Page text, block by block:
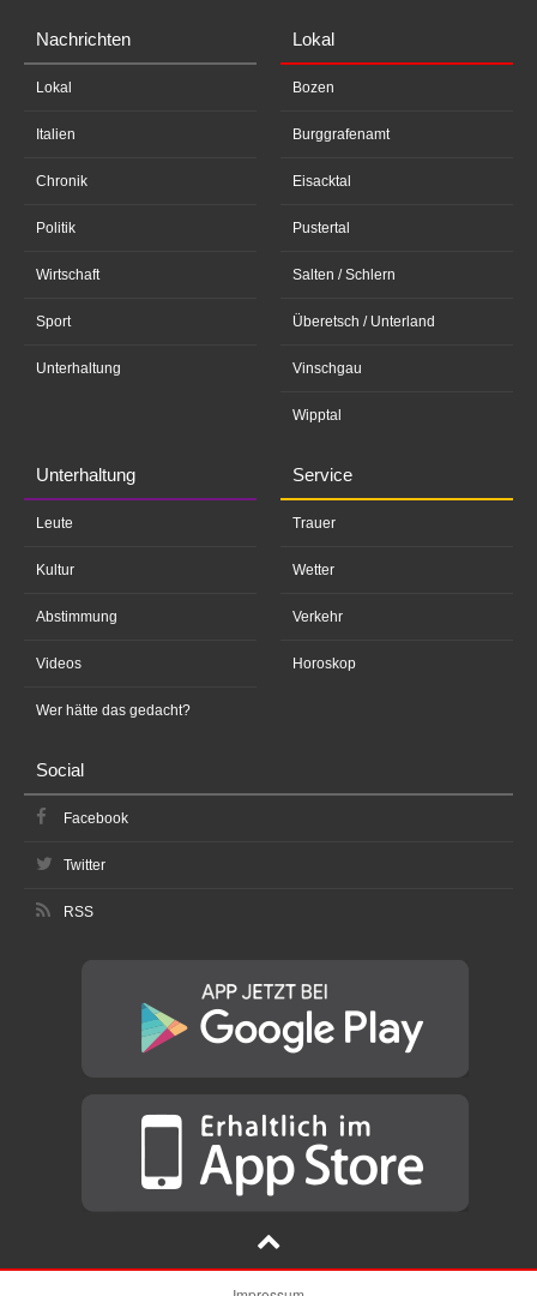
Nachrichten
Lokal
Italien
Chronik
Politik
Wirtschaft
Sport
Unterhaltung
Lokal
Bozen
Burggrafenamt
Eisacktal
Pustertal
Salten / Schlern
Überetsch / Unterland
Vinschgau
Wipptal
Unterhaltung
Leute
Kultur
Abstimmung
Videos
Wer hätte das gedacht?
Service
Trauer
Wetter
Verkehr
Horoskop
Social
Facebook
Twitter
RSS